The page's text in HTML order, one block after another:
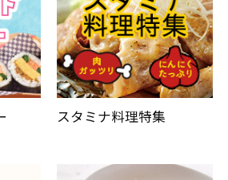
スタミナ料理特集